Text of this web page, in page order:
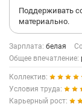
Поддерживать
материально.
Зарплата: белая
Общее впечатление:
Коллектив:
Условия труда:
Карьерный рост: